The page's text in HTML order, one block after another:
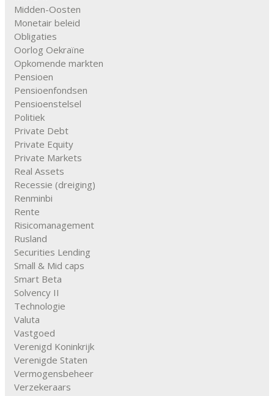
Midden-Oosten
Monetair beleid
Obligaties
Oorlog Oekraïne
Opkomende markten
Pensioen
Pensioenfondsen
Pensioenstelsel
Politiek
Private Debt
Private Equity
Private Markets
Real Assets
Recessie (dreiging)
Renminbi
Rente
Risicomanagement
Rusland
Securities Lending
Small & Mid caps
Smart Beta
Solvency II
Technologie
Valuta
Vastgoed
Verenigd Koninkrijk
Verenigde Staten
Vermogensbeheer
Verzekeraars